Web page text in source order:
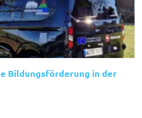
Bildungsförderung in der